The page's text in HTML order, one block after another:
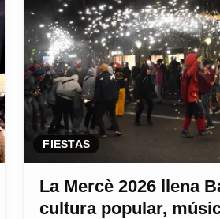
FIESTAS
La Mercè 2026 llena
cultura popular,